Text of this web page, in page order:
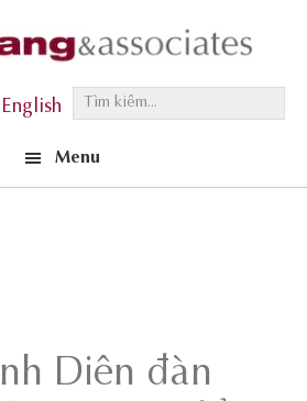
m
.
.
English
Menu
Diễn đàn